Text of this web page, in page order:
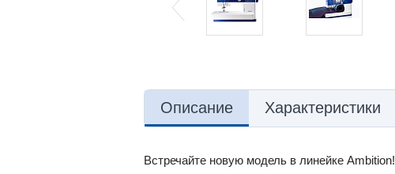
Описание Характеристики
Встречайте новую модель в линейке Ambition!